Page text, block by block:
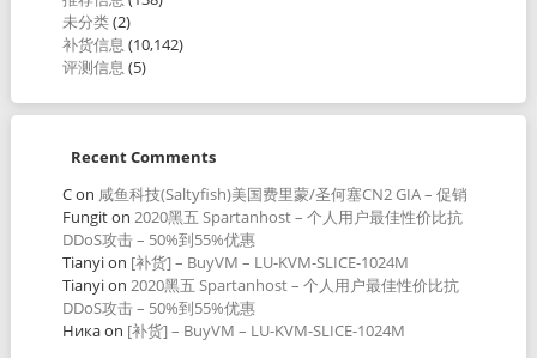
未分类(2)
补货信息 (10,142)
评测信息 (5)
Recent Comments
Con 咸鱼科技(Saltyfish)美国费里蒙/圣何塞CN2 GIA – 促销
Fungiton 2020黑五 Spartanhost – 个人用户最佳性价比抗
DDoS攻击 – 50%到55%优惠
Tianyion [补货] – BuyVM – LU-KVM-SLICE-1024M
Tianyion 2020黑五 Spartanhost – 个人用户最佳性价比抗
DDoS攻击 – 50%到55%优惠
Никаon [补货] – BuyVM – LU-KVM-SLICE-1024M